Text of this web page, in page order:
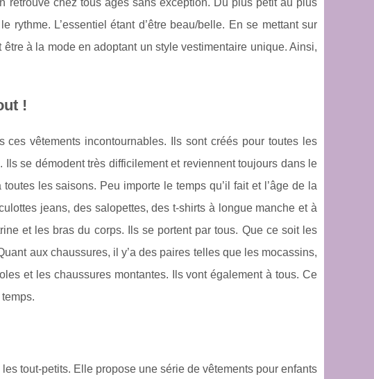
retrouve chez tous âges sans exception. Du plus petit au plus
rythme. L’essentiel étant d’être beau/belle. En se mettant sur
à la mode en adoptant un style vestimentaire unique. Ainsi,
!
vêtements incontournables. Ils sont créés pour toutes les
se démodent très difficilement et reviennent toujours dans le
les saisons. Peu importe le temps qu’il fait et l’âge de la
jeans, des salopettes, des t-shirts à longue manche et à
et les bras du corps. Ils se portent par tous. Que ce soit les
aux chaussures, il y’a des paires telles que les mocassins,
et les chaussures montantes. Ils vont également à tous. Ce
tout-petits. Elle propose une série de vêtements pour enfants